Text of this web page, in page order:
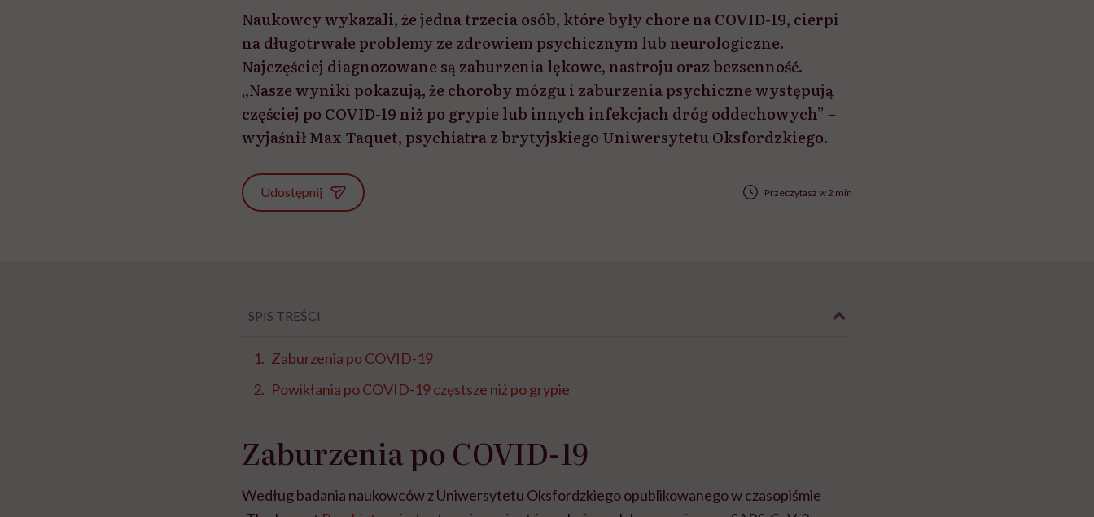
Naukowcy wykazali, że jedna trzecia osób, które były chore na COVID-19, cierpi
na długotrwałe problemy ze zdrowiem psychicznym lub neurologiczne.
Najczęściej diagnozowane są zaburzenia lękowe, nastroju oraz bezsenność.
„Nasze wyniki pokazują, że choroby mózgu i zaburzenia psychiczne występują
częściej po COVID-19 niż po grypie lub innych infekcjach dróg oddechowych” –
wyjaśnił Max Taquet, psychiatra z brytyjskiego Uniwersytetu Oksfordzkiego.
Udostępnij Przeczytasz w 2 min
SPIS TREŚCI
Zaburzenia po COVID-19
Powikłania po COVID-19 częstsze niż po grypie
Zaburzenia po COVID-19
Według badania naukowców z Uniwersytetu Oksfordzkiego opublikowanego w czasopiśmie